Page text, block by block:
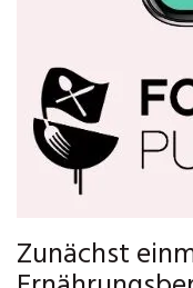
Zunächst